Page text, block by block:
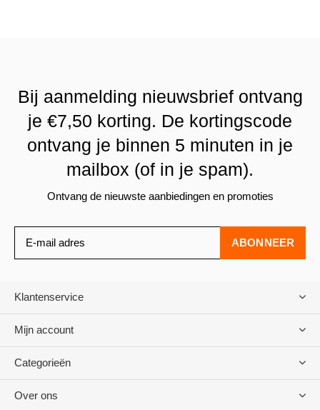
Bij aanmelding nieuwsbrief ontvang
je €7,50 korting. De kortingscode
ontvang je binnen 5 minuten in je
mailbox (of in je spam).
Ontvang de nieuwste aanbiedingen en promoties
ABONNEER
Klantenservice
Mijn account
Categorieën
Over ons